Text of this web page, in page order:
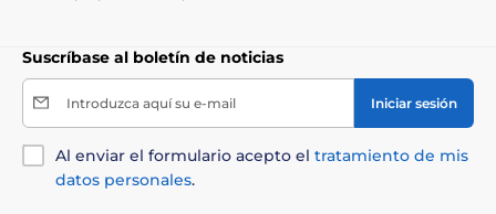
Suscríbase al boletín de noticias
Introduzca aquí su e-mail Iniciar sesión
Al enviar el formulario acepto el tratamiento de mis
datos personales.